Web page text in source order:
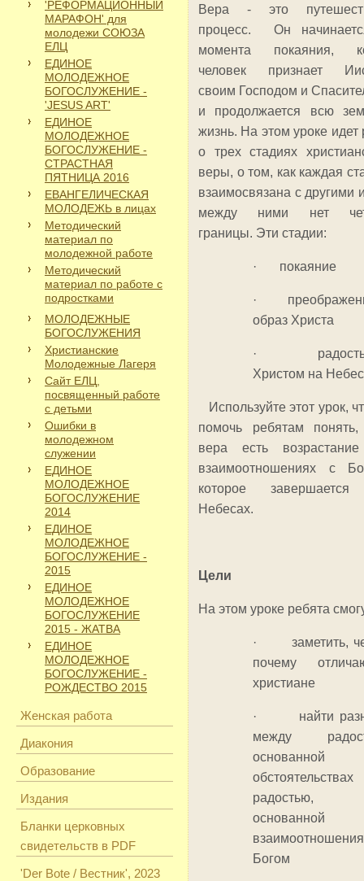
'РЕФОРМАЦИОННЫЙ
МАРАФОН' для
молодежи СОЮЗА
ЕЛЦ
ЕДИНОЕ
МОЛОДЕЖНОЕ
БОГОСЛУЖЕНИЕ -
'JESUS ART'
ЕДИНОЕ
МОЛОДЕЖНОЕ
БОГОСЛУЖЕНИЕ -
СТРАСТНАЯ
ПЯТНИЦА 2016
ЕВАНГЕЛИЧЕСКАЯ
МОЛОДЕЖЬ в лицах
Методический
материал по
молодежной работе
Методический
материал по работе с
подростками
МОЛОДЕЖНЫЕ
БОГОСЛУЖЕНИЯ
Христианские
Молодежные Лагеря
Сайт ЕЛЦ,
посвященный работе
с детьми
Ошибки в
молодежном
служении
ЕДИНОЕ
МОЛОДЕЖНОЕ
БОГОСЛУЖЕНИЕ
2014
ЕДИНОЕ
МОЛОДЕЖНОЕ
БОГОСЛУЖЕНИЕ -
2015
ЕДИНОЕ
МОЛОДЕЖНОЕ
БОГОСЛУЖЕНИЕ
2015 - ЖАТВА
ЕДИНОЕ
МОЛОДЕЖНОЕ
БОГОСЛУЖЕНИЕ -
РОЖДЕСТВО 2015
Женская работа
Диакония
Образование
Издания
Бланки церковных
свидетельств в PDF
'Der Bote / Вестник', 2023
Вера - это
процесс. Он
момента покаяния,
человек признает
своим Господом и
и продолжается всю
жизнь. На этом уроке идет
о трех стадиях
веры, о том, как каждая
взаимосвязана с другими
между ними нет
границы. Эти стадии:
· покаяние
·
образ Христа
· радость
Христом на
Используйте этот урок,
помочь ребятам понять,
вера есть
взаимоотношениях с
которое
Небесах.
Цели
На этом уроке ребята
· заметить,
почему
христиане
· найти
между
основанной
радостью,
основанной
Богом